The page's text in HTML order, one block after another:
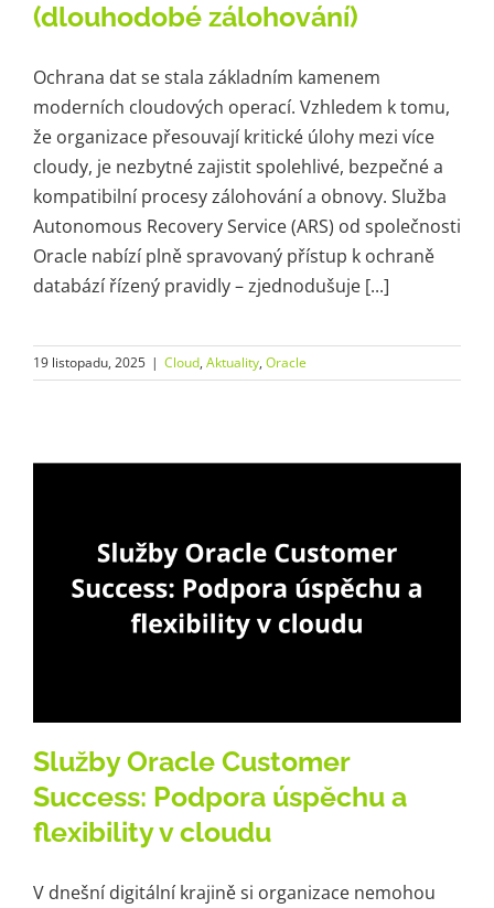
(dlouhodobé zálohování)
Ochrana dat se stala základním kamenem
moderních cloudových operací. Vzhledem k tomu,
že organizace přesouvají kritické úlohy mezi více
cloudy, je nezbytné zajistit spolehlivé, bezpečné a
kompatibilní procesy zálohování a obnovy. Služba
Autonomous Recovery Service (ARS) od společnosti
Oracle nabízí plně spravovaný přístup k ochraně
databází řízený pravidly – ​​zjednodušuje [...]
19 listopadu, 2025 | Cloud, Aktuality, Oracle
Služby Oracle Customer
Success: Podpora úspěchu a
flexibility v cloudu
V dnešní digitální krajině si organizace nemohou